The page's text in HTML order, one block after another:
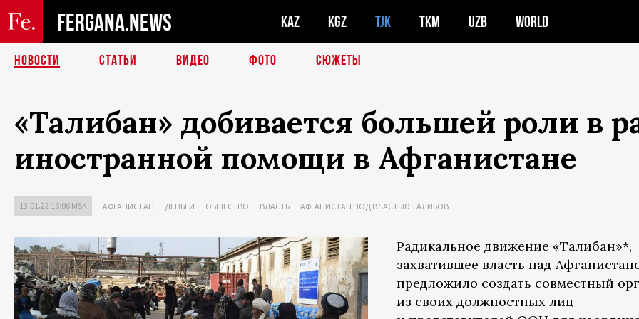
FERGANA.NEWS KAZ KGZ TJK TKM UZB WORLD
НОВОСТИ СТАТЬИ ВИДЕО ФОТО СЮЖЕТЫ
«Талибан» добивается большей роли в
иностранной помощи в Афганистане
13.01.22 16:06 MSK АФГАНИСТАН ДЕНЬГИ ОБЩЕСТВО ВЛАСТЬ АФГАНИСТАН ПОД ВЛАСТЬЮ ТАЛИБОВ
Радикальное движение «Талибан»*,
захватившее власть над
предложило создать совместный
из своих должностных лиц